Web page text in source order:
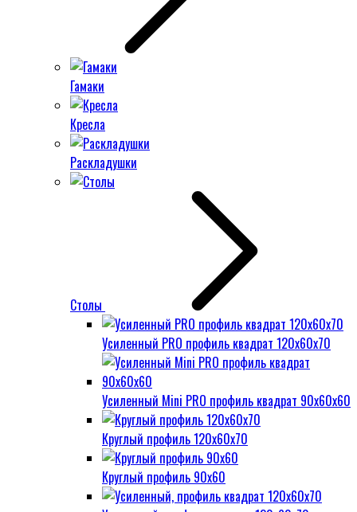
Гамаки
Кресла
Раскладушки
Столы
Усиленный PRO профиль квадрат 120х60х70
Усиленный Mini PRO профиль квадрат 90х60х60
Круглый профиль 120х60х70
Круглый профиль 90х60